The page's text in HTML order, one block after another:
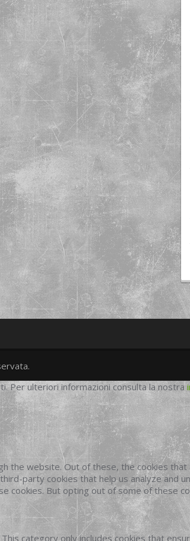
googleplus
facebook
Per ulteriori informazioni consulta la nostra
the website. Out of these, the cookies
party cookies that help us analyze and
But opting out of some of these
category only includes cookies that